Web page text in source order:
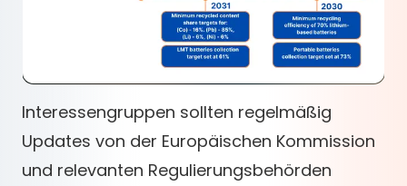
Interessengruppen sollten regelmäßig
Updates von der Europäischen Kommission
und relevanten Regulierungsbehörden